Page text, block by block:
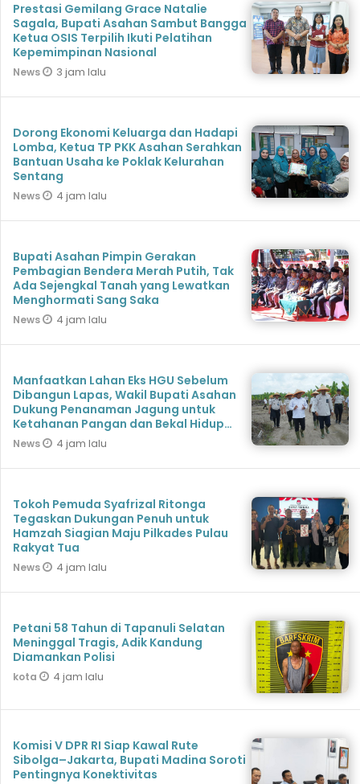
Prestasi Gemilang Grace Natalie
Sagala, Bupati Asahan Sambut Bangga
Ketua OSIS Terpilih Ikuti Pelatihan
Kepemimpinan Nasional
News 3 jam lalu
Dorong Ekonomi Keluarga dan Hadapi
Lomba, Ketua TP PKK Asahan Serahkan
Bantuan Usaha ke Poklak Kelurahan
Sentang
News 4 jam lalu
Bupati Asahan Pimpin Gerakan
Pembagian Bendera Merah Putih, Tak
Ada Sejengkal Tanah yang Lewatkan
Menghormati Sang Saka
News 4 jam lalu
Manfaatkan Lahan Eks HGU Sebelum
Dibangun Lapas, Wakil Bupati Asahan
Dukung Penanaman Jagung untuk
Ketahanan Pangan dan Bekal Hidup
Warga Binaan
News 4 jam lalu
Tokoh Pemuda Syafrizal Ritonga
Tegaskan Dukungan Penuh untuk
Hamzah Siagian Maju Pilkades Pulau
Rakyat Tua
News 4 jam lalu
Petani 58 Tahun di Tapanuli Selatan
Meninggal Tragis, Adik Kandung
Diamankan Polisi
kota 4 jam lalu
Komisi V DPR RI Siap Kawal Rute
Sibolga–Jakarta, Bupati Madina Soroti
Pentingnya Konektivitas